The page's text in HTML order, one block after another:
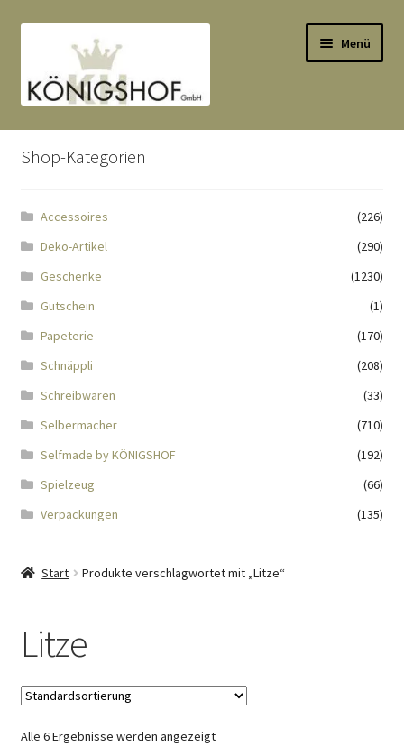
Navigation
springen
springen
Menü
Start
Anlässe
Datenauszug
Echtheit von Bewertungen
Impressum
Kasse
KÖNIGSHOF-Lädeli
Kontaktformular
Kunden-/Mitarbeitergeschenke
Shop-Kategorien
Accessoires
(226)
Deko-Artikel
(290)
Geschenke
(1230)
Gutschein
(1)
Papeterie
(170)
Schnäppli
(208)
Schreibwaren
(33)
Selbermacher
(710)
Selfmade by KÖNIGSHOF
(192)
Spielzeug
(66)
Verpackungen
(135)
Start Produkte verschlagwortet mit „Litze“
Litze
Alle 6 Ergebnisse werden angezeigt